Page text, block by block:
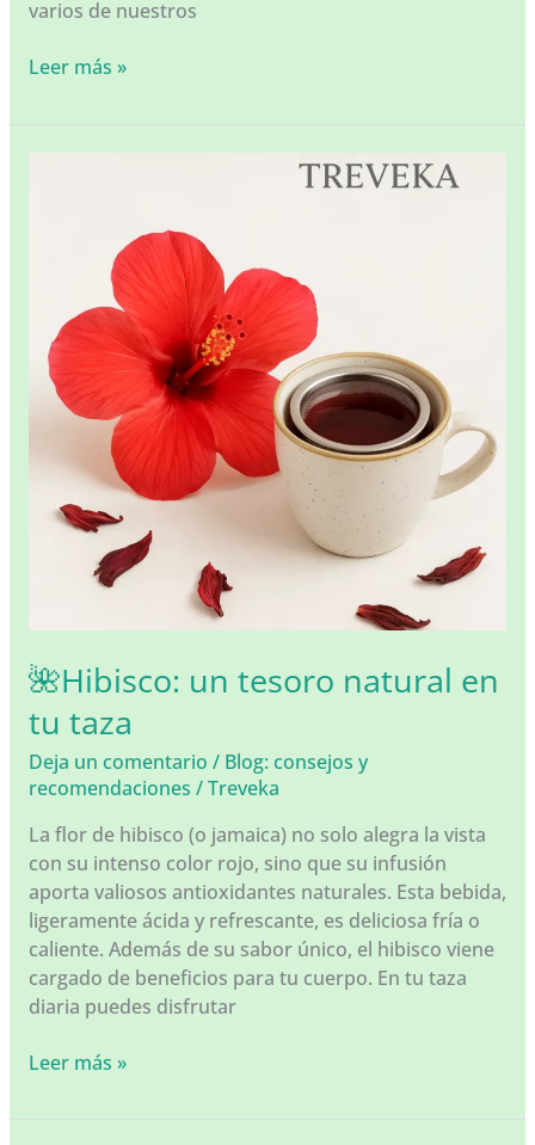
natural
tu
varios de nuestros
Lavanda:
y
Leer más »
🌺Hibisco: un tesoro natural en
tu taza
Deja un comentario / Blog: consejos y
recomendaciones /Treveka
La flor de hibisco (o jamaica) no solo alegra la vista
con su intenso color rojo, sino que su infusión
aporta valiosos antioxidantes naturales. Esta bebida,
ligeramente ácida y refrescante, es deliciosa fría o
caliente. Además de su sabor único, el hibisco viene
cargado de beneficios para tu cuerpo. En tu taza
diaria puedes disfrutar
🌺
Leer más »